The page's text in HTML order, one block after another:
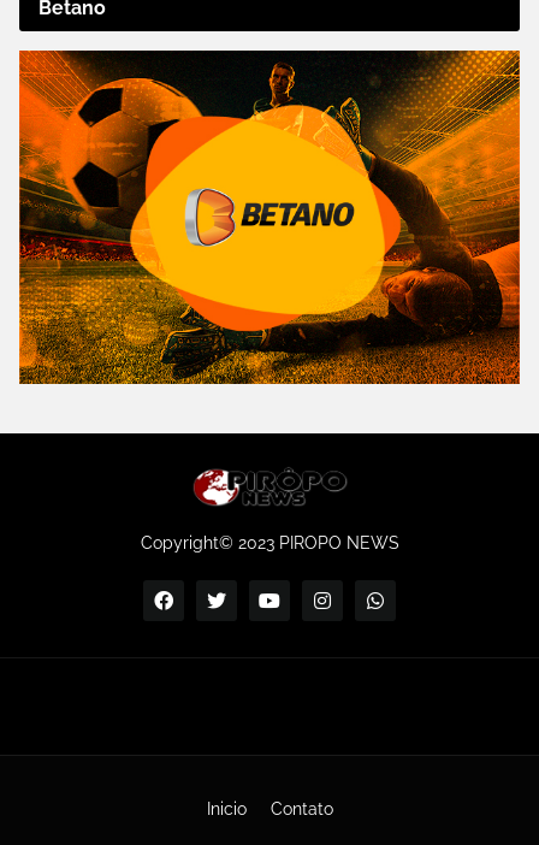
Betano
Copyright© 2023 PIROPO NEWS
Inicio Contato